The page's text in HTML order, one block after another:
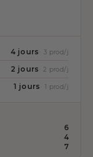
4 jours · 3 prod/j
2 jours · 2 prod/j
1 jours · 1 prod/j
6
4
7